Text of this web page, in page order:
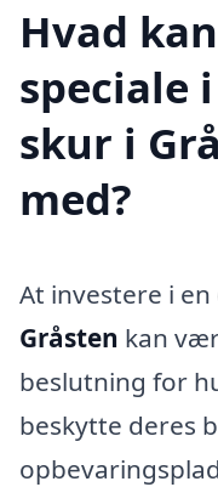
Hvad
speciale
skur i
med?
At investere i en
Gråsten kan
beslutning for
beskytte deres